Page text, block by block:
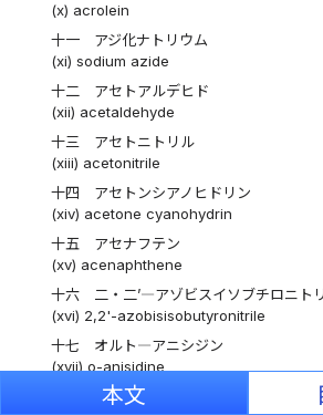
(x) acrolein
十一 アジ化ナトリウム
(xi) sodium azide
十二 アセトアルデヒド
(xii) acetaldehyde
十三 アセトニトリル
(xiii) acetonitrile
十四 アセトンシアノヒドリン
(xiv) acetone cyanohydrin
十五 アセナフテン
(xv) acenaphthene
十六 二・二’―アゾビスイソブチロニト
(xvi) 2,2'-azobisisobutyronitrile
十七 オルト―アニシジン
(xvii) o-anisidine
十八 アニリン
本文